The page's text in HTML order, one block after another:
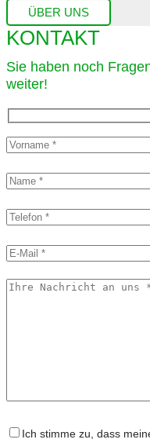
ÜBER UNS
KONTAKT
Sie haben noch
weiter!​
Ich stimme zu, dass